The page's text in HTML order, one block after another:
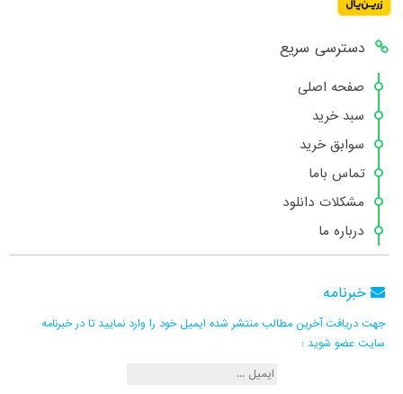
دسترسی سریع
صفحه اصلی
سبد خرید
سوابق خرید
تماس باما
مشکلات دانلود
درباره ما
خبرنامه
جهت دریافت آخرین مطالب منتشر شده ایمیل خود را وارد نمایید تا در خبرنامه
سایت عضو شوید :